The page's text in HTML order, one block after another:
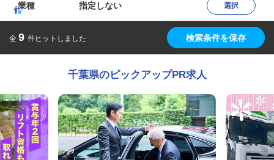
業種 指定しない 選択
全 9 件ヒットしました 検索条件を保存
千葉県のピックアップPR求人